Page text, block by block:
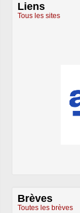
Liens
Tous les sites
Brèves
Toutes les brèves